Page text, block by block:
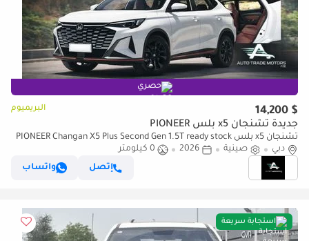
حصري
$ 14,200 البريميوم
جديدة تشنجان x5 بلس PIONEER
تشنجان x5 بلس PIONEER Changan X5 Plus Second Gen 1.5T ready stock
دبي
صينية 2026
0 كيلومتر
إتصل
واتساب
استجابة سريعة